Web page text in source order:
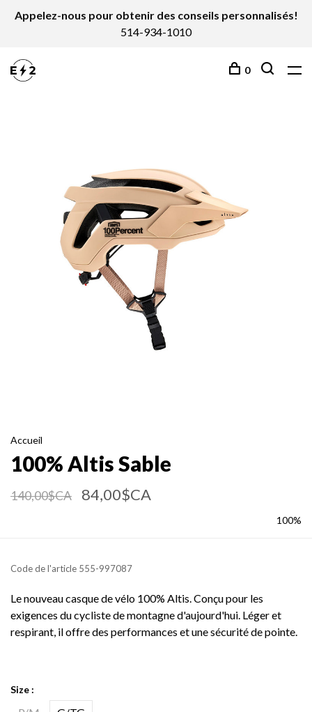
Appelez-nous pour obtenir des conseils personnalisés!
514-934-1010
0
Accueil
100% Altis Sable
140,00$CA 84,00$CA
100%
Code de l'article 555-997087
Le nouveau casque de vélo 100% Altis. Conçu pour les
exigences du cycliste de montagne d'aujourd'hui. Léger et
respirant, il offre des performances et une sécurité de pointe.
Size :